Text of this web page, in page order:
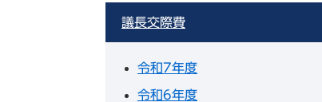
議長交際費
令和7年度
令和6年度